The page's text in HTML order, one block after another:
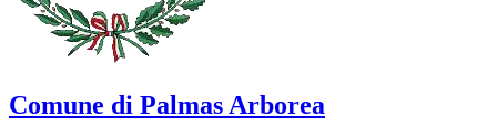
Comune di Palmas Arborea